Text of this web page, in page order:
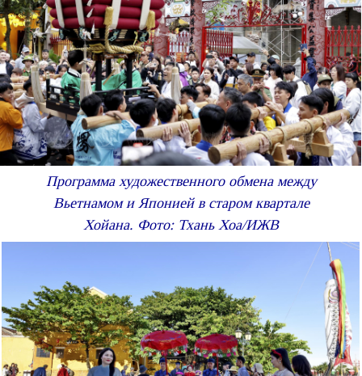
Программа художественного обмена между
Вьетнамом и Японией в старом квартале
Хойана. Фото: Тхань Хоа/ИЖВ